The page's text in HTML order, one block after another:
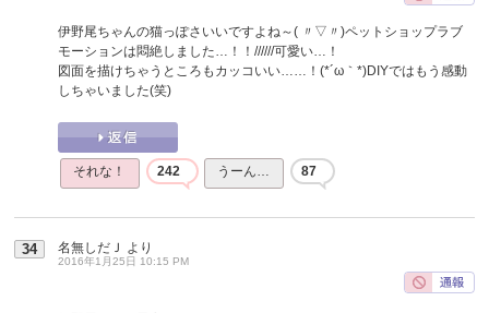
伊野尾ちゃんの猫っぽさいいですよね～( 〃▽〃)ペットショップラブ
モーションは悶絶しました…！！//////可愛い…！
図面を描けちゃうところもカッコいい……！(*´ω｀*)DIYではもう感動
しちゃいました(笑)
それな！ 242 うーん… 87
34 名無しだＪ より
2016年1月25日 10:15 PM